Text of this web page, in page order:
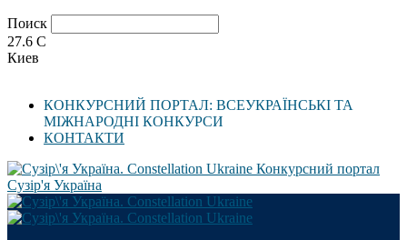
Поиск
27.6 C
Киев
КОНКУРСНИЙ ПОРТАЛ: ВСЕУКРАЇНСЬКІ ТА
МІЖНАРОДНІ КОНКУРСИ
КОНТАКТИ
Конкурсний портал
Сузір'я Україна